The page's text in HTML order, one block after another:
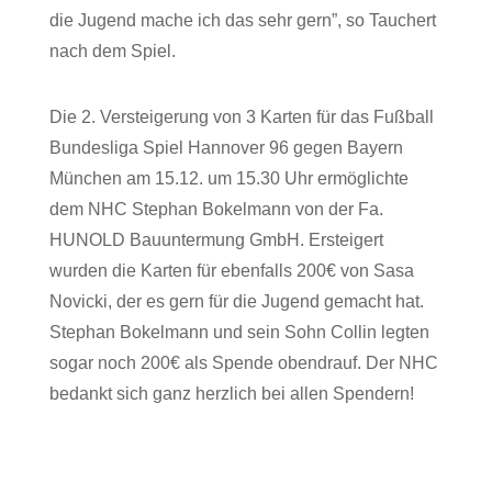
die Jugend mache ich das sehr gern”, so Tauchert
nach dem Spiel.
Die 2. Versteigerung von 3 Karten für das Fußball
Bundesliga Spiel Hannover 96 gegen Bayern
München am 15.12. um 15.30 Uhr ermöglichte
dem NHC Stephan Bokelmann von der Fa.
HUNOLD Bauuntermung GmbH. Ersteigert
wurden die Karten für ebenfalls 200€ von Sasa
Novicki, der es gern für die Jugend gemacht hat.
Stephan Bokelmann und sein Sohn Collin legten
sogar noch 200€ als Spende obendrauf. Der NHC
bedankt sich ganz herzlich bei allen Spendern!